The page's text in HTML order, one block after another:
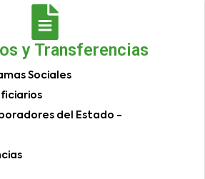
y Transferencias
Sociales
del Estado -